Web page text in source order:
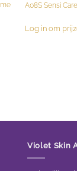
A08S Sensi
Log in om
Violet Skin